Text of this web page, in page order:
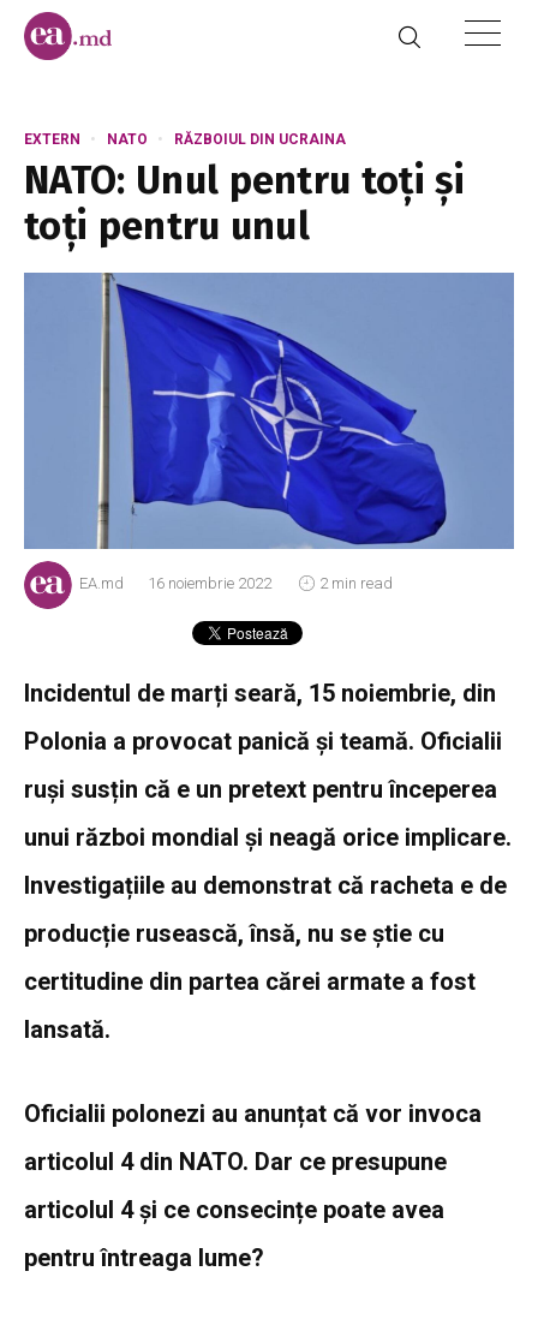
EXTERN NATO RĂZBOIUL DIN UCRAINA
NATO: Unul pentru toți și
toți pentru unul
EA.md 16 noiembrie 2022 2 min read
Incidentul de marți seară, 15 noiembrie, din
Polonia a provocat panică și teamă. Oficialii
ruși susțin că e un pretext pentru începerea
unui război mondial și neagă orice implicare.
Investigațiile au demonstrat că racheta e de
producție rusească, însă, nu se știe cu
certitudine din partea cărei armate a fost
lansată.
Oficialii polonezi au anunțat că vor invoca
articolul 4 din NATO. Dar ce presupune
articolul 4 și ce consecințe poate avea
pentru întreaga lume?